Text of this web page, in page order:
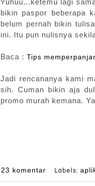
Y
bikin paspor beberapa
belum pernah bikin
ini. Itu pun nulisnya
Baca : Tips
Jadi rencananya kami
sih. Cuman bikin aja
promo murah kemana.
23 komentar Labels: